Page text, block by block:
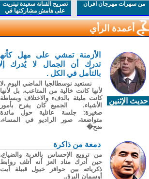
من سهرات مهرجان افران
تصريح الفنانة سعيدة تيتريت
على هامش مشاركتها في
مهرجان افران
أعمدة الرأي
حديث الإثنين
الأزمنة تمشي على مهل كأنها
تدرك أن الجمال لا يُدرك إلا
بالتأمل في الكل .
نستعيد نوسطالجيا الماضي اليوم ،لا
لأنها كانت خالية من المتاعب، بل لأنها
كانت مليئة بالدفء والاختلاف وبساطة
الأشياء. الجميع كان يفرح بأمور
صغيرة: جلسة عائلية حول مائدة
متواضعة، صور الراديو في المساء،
ضح�
دمعة من ذاكرة
من ترويع الإحساس بالغربة والضياع،
حين أدرك مناد العز أنه أتلف روابط
ذكرياته بين حوافر خيول قبيلة آيت
أوسمان البرق.